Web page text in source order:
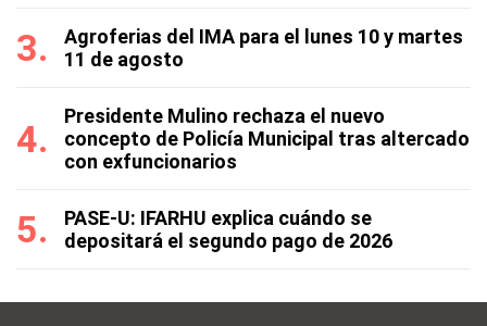
Agroferias del IMA para el lunes 10 y martes
11 de agosto
Presidente Mulino rechaza el nuevo
concepto de Policía Municipal tras altercado
con exfuncionarios
PASE-U: IFARHU explica cuándo se
depositará el segundo pago de 2026